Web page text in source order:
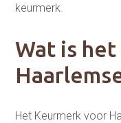
keurmerk.
Wat is
Het Keurmerk voor